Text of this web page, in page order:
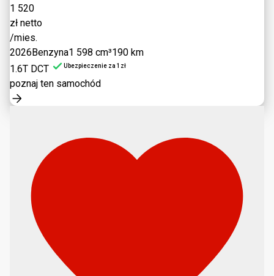
1 520
zł netto
/mies.
2026Benzyna1 598 cm³190 km
1.6T DCT
Ubezpieczenie za 1zł
poznaj ten samochód